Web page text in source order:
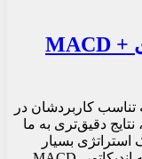
استراتژی ترید 5 دقیقه ای MACD +
تناسب کاربردشان در
نتایج دقیق‌تری به ما
استراتژی بسیار